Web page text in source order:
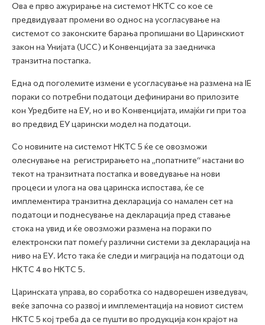
Е-Весник
Ова е прво ажурирање на системот НКТС со кое се
предвидуваат промени во однос на усогласување на
системот со законските барања пропишани во Царинскиот
закон на Унијата (UCC) и Конвенцијата за заедничка
транзитна постапка.
Една од поголемите измени е усогласување на размена на IE
пораки со потребни податоци дефинирани во прилозите
кон Уредбите на ЕУ, но и во Конвенцијата, имајќи ги при тоа
во предвид ЕУ царински модел на податоци.
Со новините на системот НКТС 5 ќе се овозможи
олеснување на регистрирањето на „попатните“ настани во
текот на транзитната постапка и воведување на нови
процеси и улога на ова царинска испостава, ќе се
имплементира транзитна декларација со намален сет на
податоци и поднесување на декларација пред ставање
стока на увид и ќе овозможи размена на пораки по
електронски пат помеѓу различни системи за декларација на
ниво на ЕУ. Исто така ќе следи и миграција на податоци од
НКТС 4 во НКТС 5.
Царинската управа, во соработка со надворешен изведувач,
веќе започна со развој и имплементација на новиот систем
НКТС 5 кој треба да се пушти во продукција кон крајот на